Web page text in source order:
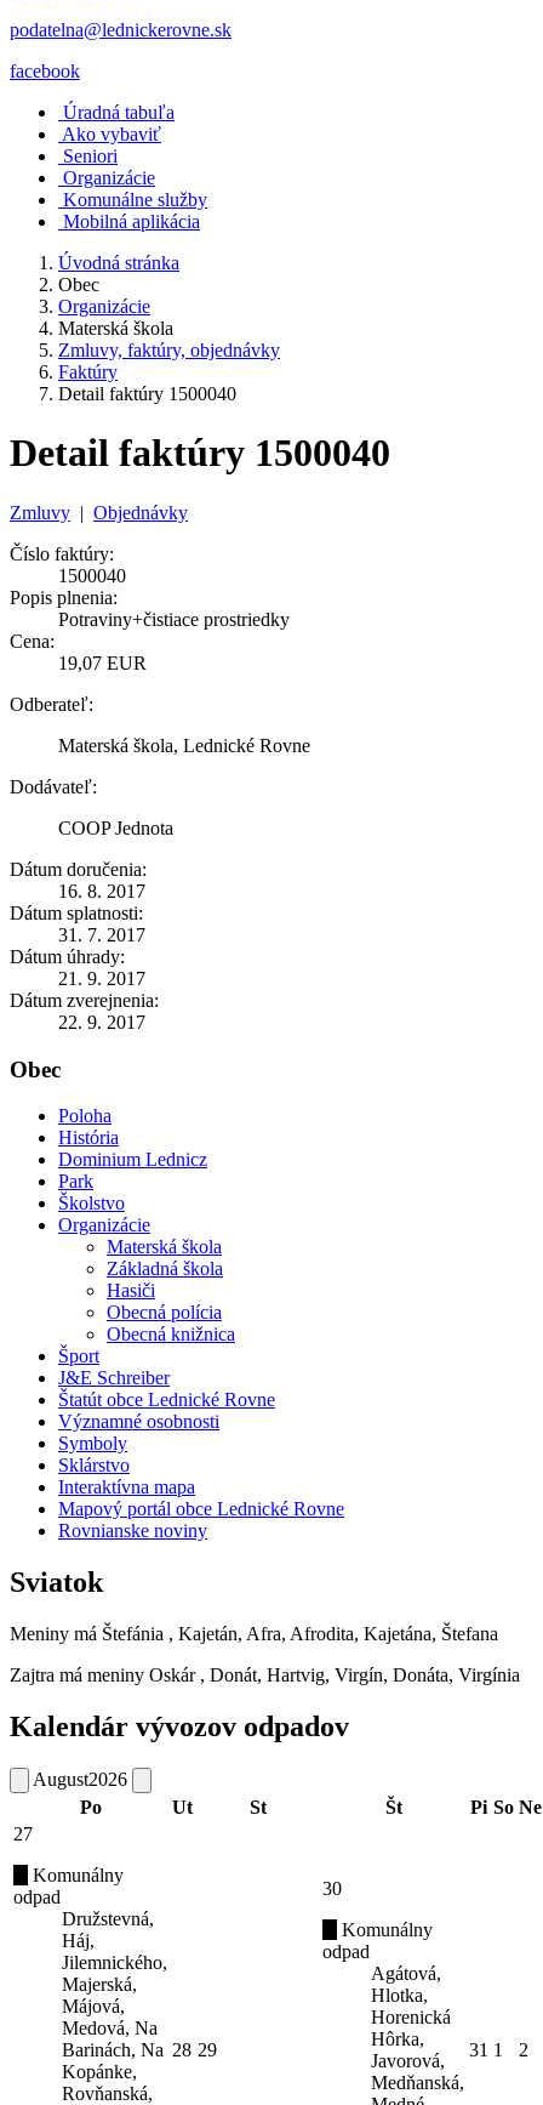
podatelna@lednickerovne.sk
facebook
Úradná tabuľa
Ako vybaviť
Seniori
Organizácie
Komunálne služby
Mobilná aplikácia
Úvodná stránka
Obec
Organizácie
Materská škola
Zmluvy, faktúry, objednávky
Faktúry
Detail faktúry 1500040
Detail faktúry 1500040
Zmluvy | Objednávky
Číslo faktúry:
1500040
Popis plnenia:
Potraviny+čistiace prostriedky
Cena:
19,07 EUR
Odberateľ:
Materská škola, Lednické Rovne
Dodávateľ:
COOP Jednota
Dátum doručenia:
16. 8. 2017
Dátum splatnosti:
31. 7. 2017
Dátum úhrady:
21. 9. 2017
Dátum zverejnenia:
22. 9. 2017
Obec
Poloha
História
Dominium Lednicz
Park
Školstvo
Organizácie
Materská škola
Základná škola
Hasiči
Obecná polícia
Obecná knižnica
Šport
J&E Schreiber
Štatút obce Lednické Rovne
Významné osobnosti
Symboly
Sklárstvo
Interaktívna mapa
Mapový portál obce Lednické Rovne
Rovnianske noviny
Sviatok
Meniny má Štefánia , Kajetán, Afra, Afrodita, Kajetána, Štefana
Zajtra má meniny Oskár , Donát, Hartvig, Virgín, Donáta, Virgínia
Kalendár vývozov odpadov
August2026
Po
Ut St Št Pi So Ne
27
Komunálny
odpad
Družstevná,
Háj,
Jilemnického,
Majerská,
Májová,
Medová, Na
Barinách, Na
Kopánke,
Rovňanská,
28 29
30
Komunálny
odpad
Agátová,
Hlotka,
Horenická
Hôrka,
Javorová,
Medňanská,
31 1 2